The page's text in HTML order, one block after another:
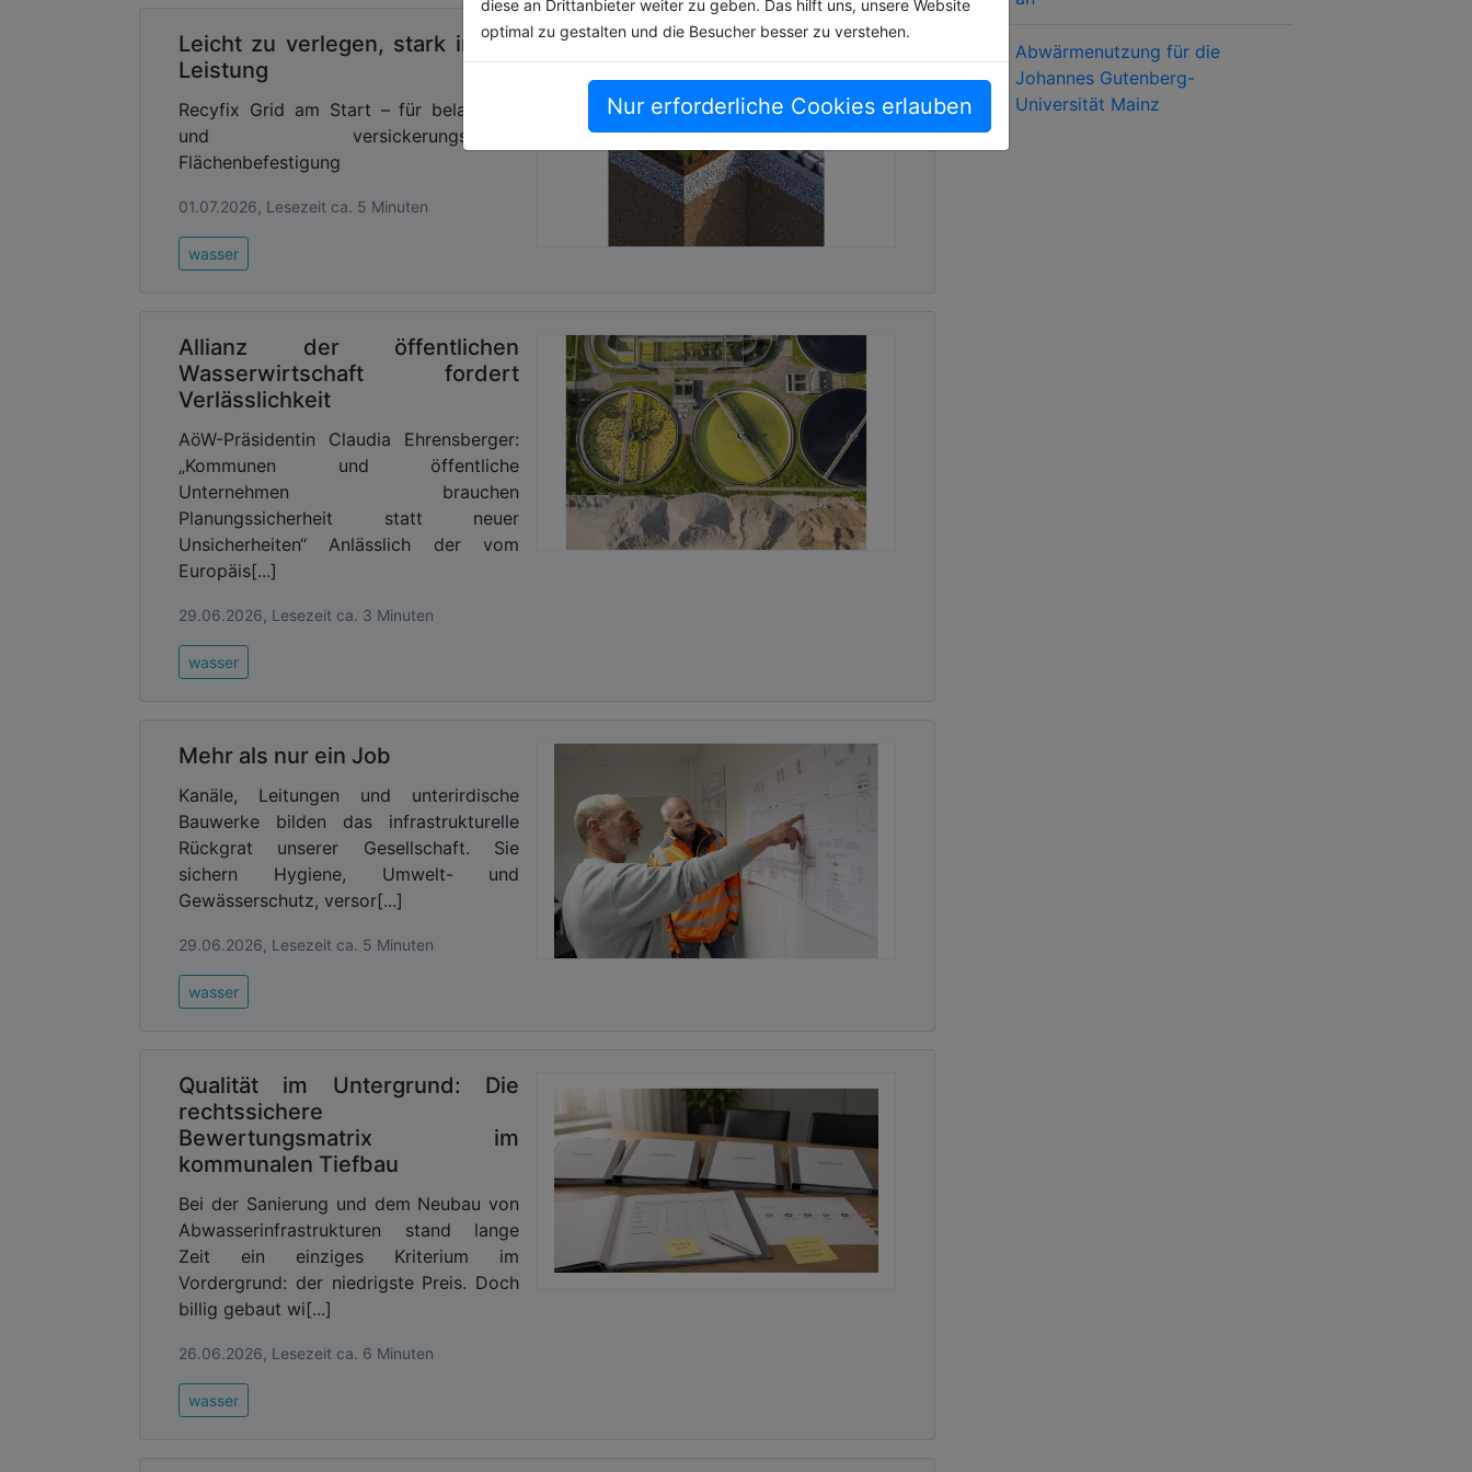
diese an Drittanbieter weiter zu geben. Das hilft uns, unsere Website
optimal zu gestalten und die Besucher besser zu verstehen.
Nur erforderliche Cookies erlauben
„Qualifikation im Kanalbau ist von entscheidender Bedeutung“
ausgebildete Fachkräfte stellen sicher, dass Kanalsysteme langlebig gebaut werden können.
Minimiert wird das Risiko von Fehlern, die zu teuren Reparaturen oder gefährlichen Unfällen
führen können. Gut geschulte Mitarbeiter können Projekte schneller und effizienter
durchführen, was die Kosten senkt und die Projektzeit verkürzt. Die Bauwerke entsprechen
damit den geltenden Standards. Qualifizierte Fachkräfte und Ingenieure sichern die
Langlebigkeit unserer Infrastruktur.“
Quellen / Links:
https://webapp.kanalbau.com/
Advertising
Abonnieren Sie unseren Newsletter mit Link zur kostenlosen PDF
Ausgabe der Kommunalwirtschaft!
Leicht zu verlegen, stark in der
Leistung
Recyfix Grid am Start – für belastbare
und versickerungsfähige
Flächenbefestigung
01.07.2026, Lesezeit ca. 5 Minuten
wasser
Allianz der öffentlichen
Wasserwirtschaft fordert
Verlässlichkeit
AöW-Präsidentin Claudia Ehrensberger:
„Kommunen und öffentliche
Unternehmen brauchen
Planungssicherheit statt neuer
Unsicherheiten“ Anlässlich der vom
Europäis[...]
29.06.2026, Lesezeit ca. 3 Minuten
wasser
Mehr als nur ein Job
Kanäle, Leitungen und unterirdische
Bauwerke bilden das infrastrukturelle
Rückgrat unserer Gesellschaft. Sie
sichern Hygiene, Umwelt- und
Gewässerschutz, versor[...]
29.06.2026, Lesezeit ca. 5 Minuten
wasser
Qualität im Untergrund: Die
rechtssichere
Bewertungsmatrix im
kommunalen Tiefbau
Bei der Sanierung und dem Neubau von
Abwasserinfrastrukturen stand lange
Zeit ein einziges Kriterium im
Vordergrund: der niedrigste Preis. Doch
billig gebaut wi[...]
26.06.2026, Lesezeit ca. 6 Minuten
wasser
Abwärmenutzung für die
Johannes Gutenberg-
Universität Mainz